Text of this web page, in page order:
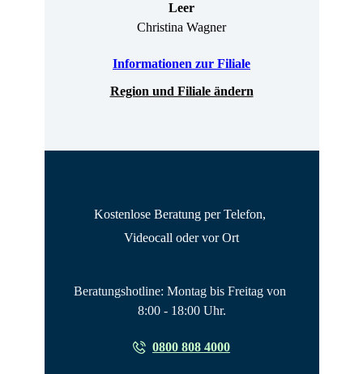
Leer
Christina Wagner
Informationen zur Filiale
Region und Filiale ändern
Kostenlose Beratung per Telefon,
Videocall oder vor Ort
Beratungshotline: Montag bis Freitag von
8:00 - 18:00 Uhr.
0800 808 4000